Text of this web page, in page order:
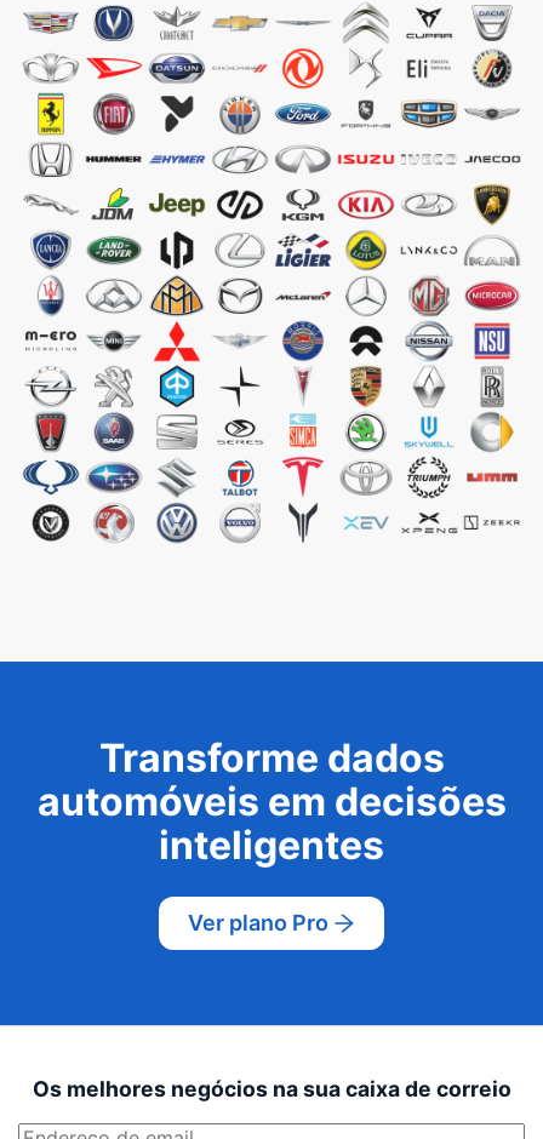
Transforme dados
automóveis em decisões
inteligentes
Ver plano Pro
Os melhores negócios na sua caixa de correio